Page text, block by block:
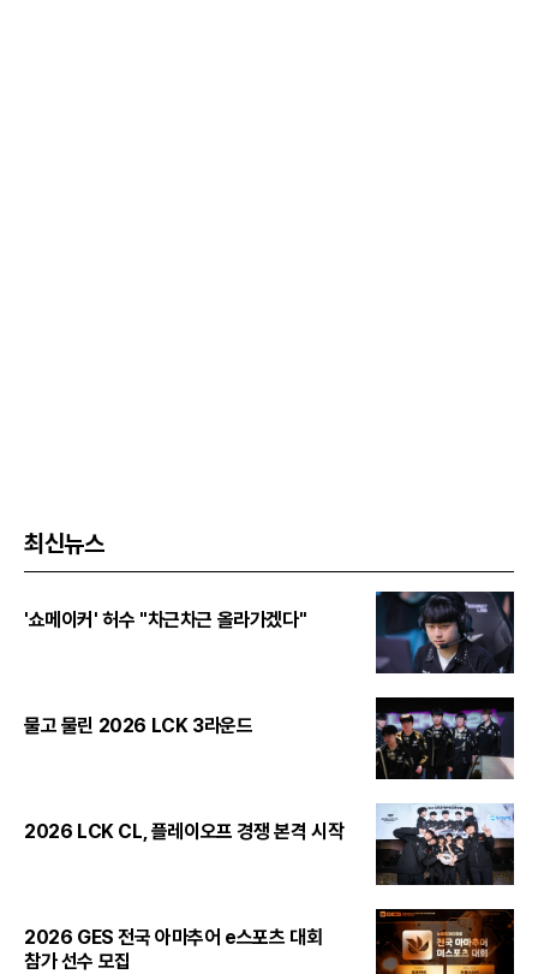
최신뉴스
'쇼메이커' 허수 "차근차근 올라가겠다"
물고 물린 2026 LCK 3라운드
2026 LCK CL, 플레이오프 경쟁 본격 시작
2026 GES 전국 아마추어 e스포츠 대회
참가 선수 모집